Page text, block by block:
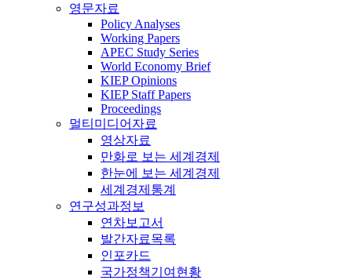
영문자료
Policy Analyses
Working Papers
APEC Study Series
World Economy Brief
KIEP Opinions
KIEP Staff Papers
Proceedings
멀티미디어자료
영상자료
만화로 보는 세계경제
한눈에 보는 세계경제
세계경제통계
연구성과정보
연차보고서
발간자료목록
인포카드
국가정책기여현황